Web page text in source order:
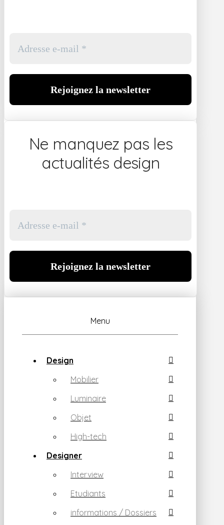
Ne manquez pas les
actualités design
Menu
Design
Mobilier
Luminaire
Objet
High-tech
Designer
Interview
Etudiants
informations / Dossiers